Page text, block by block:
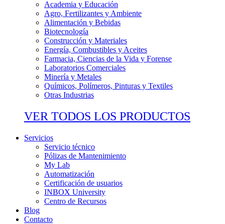
Academia y Educación
Agro, Fertilizantes y Ambiente
Alimentación y Bebidas
Biotecnología
Construcción y Materiales
Energía, Combustibles y Aceites
Farmacia, Ciencias de la Vida y Forense
Laboratorios Comerciales
Minería y Metales
Químicos, Polímeros, Pinturas y Textiles
Otras Industrias
VER TODOS LOS PRODUCTOS
Servicios
Servicio técnico
Pólizas de Mantenimiento
My Lab
Automatización
Certificación de usuarios
INBOX University
Centro de Recursos
Blog
Contacto